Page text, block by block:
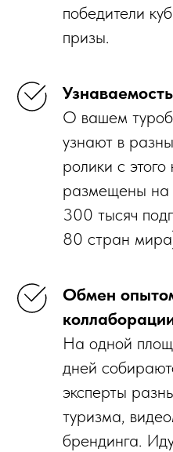
победители
призы.
О вашем
узнают в
ролики с этого
размещены на
300 тысяч
80 стран
Обмен
На одной
дней
эксперты
туризма,
брендинга.